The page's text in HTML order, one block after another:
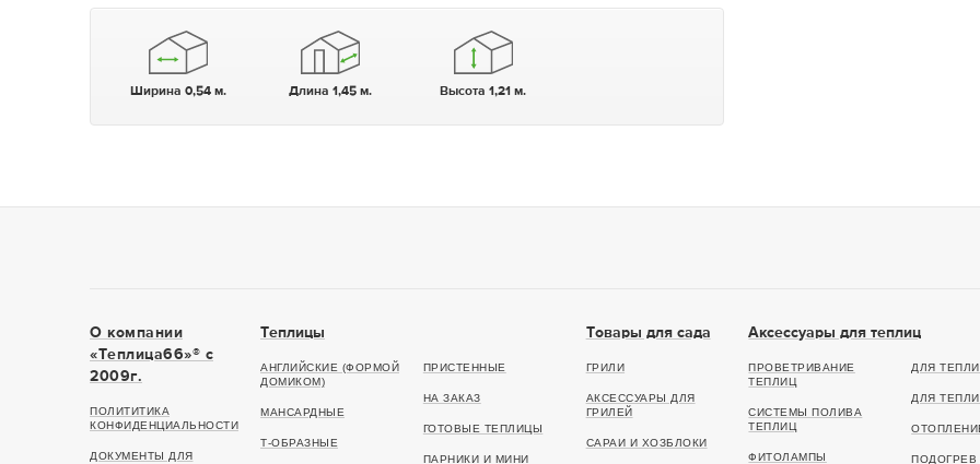
Ширина 0,54 м. Длина 1,45 м. Высота 1,21 м.
О компании
«Теплица66»® c
2009г.
ПОЛИТИТИКА
КОНФИДЕНЦИАЛЬНОСТИ
ДОКУМЕНТЫ ДЛЯ
Теплицы
АНГЛИЙСКИЕ (ФОРМОЙ
ДОМИКОМ)
МАНСАРДНЫЕ
Т-ОБРАЗНЫЕ
ПРИСТЕННЫЕ
НА ЗАКАЗ
ГОТОВЫЕ ТЕПЛИЦЫ
ПАРНИКИ И МИНИ
Товары для сада
ГРИЛИ
АКСЕССУАРЫ ДЛЯ
ГРИЛЕЙ
САРАИ И ХОЗБЛОКИ
Аксессуары для теплиц
ПРОВЕТРИВАНИЕ
ТЕПЛИЦ
СИСТЕМЫ ПОЛИВА
ТЕПЛИЦ
ФИТОЛАМПЫ
ДЛЯ
ДЛЯ
ПОДОГРЕВ